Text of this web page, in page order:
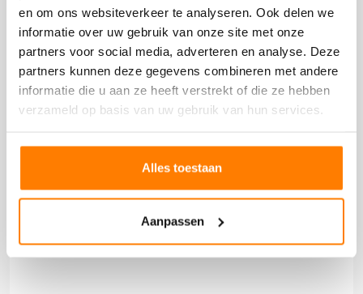
en om ons websiteverkeer te analyseren. Ook delen we
informatie over uw gebruik van onze site met onze
partners voor social media, adverteren en analyse. Deze
partners kunnen deze gegevens combineren met andere
informatie die u aan ze heeft verstrekt of die ze hebben
verzameld op basis van uw gebruik van hun services.
Alles toestaan
Aanpassen